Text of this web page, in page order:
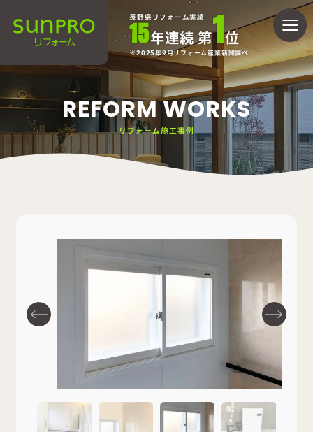
長野県リフォーム実績
15年連続 第1位
2025年9月リフォーム産業新聞調べ
REFORM WORKS
リフォーム施工事例